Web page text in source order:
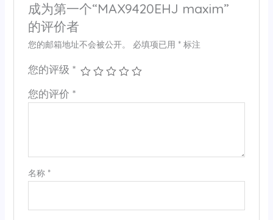
成为第一个“MAX9420EHJ maxim”
的评价者
您的邮箱地址不会被公开。 必填项已用 *标注
您的评级 *
您的评价 *
名称 *